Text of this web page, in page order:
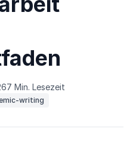
7 Min. Lesezeit
writing